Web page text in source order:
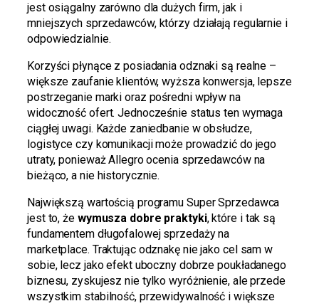
jest osiągalny zarówno dla dużych firm, jak i
mniejszych sprzedawców, którzy działają regularnie i
odpowiedzialnie.
Korzyści płynące z posiadania odznaki są realne –
większe zaufanie klientów, wyższa konwersja, lepsze
postrzeganie marki oraz pośredni wpływ na
widoczność ofert. Jednocześnie status ten wymaga
ciągłej uwagi. Każde zaniedbanie w obsłudze,
logistyce czy komunikacji może prowadzić do jego
utraty, ponieważ Allegro ocenia sprzedawców na
bieżąco, a nie historycznie.
Największą wartością programu Super Sprzedawca
jest to, że wymusza dobre praktyki, które i tak są
fundamentem długofalowej sprzedaży na
marketplace. Traktując odznakę nie jako cel sam w
sobie, lecz jako efekt uboczny dobrze poukładanego
biznesu, zyskujesz nie tylko wyróżnienie, ale przede
wszystkim stabilność, przewidywalność i większe